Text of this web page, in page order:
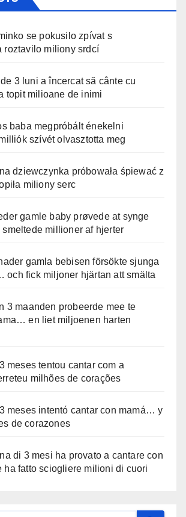
se pokusilo zpívat s
miliony srdcí
3 luni a încercat să cânte cu
topit milioane de inimi
baba megpróbált énekelni
szívét olvasztotta meg
dziewczynka próbowała śpiewać z
miliony serc
gamle baby prøvede at synge
millioner af hjerter
gamla bebisen försökte sjunga
och fick miljoner hjärtan att smälta
3 maanden probeerde mee te
en liet miljoenen harten
meses tentou cantar com a
milhões de corações
meses intentó cantar con mamá… y
de corazones
di 3 mesi ha provato a cantare con
ha fatto sciogliere milioni di cuori